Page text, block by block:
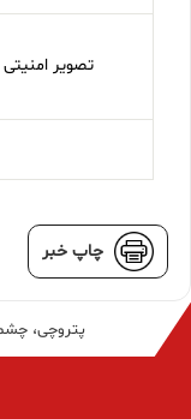
تصویر امنیتی
چاپ خبر
پتروچی،